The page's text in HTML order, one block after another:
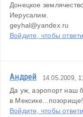
Донецкое
Иерусалим.
geyhal@yandex.ru
Войдите, чтобы
Андрей 14.05.2009,
Да уж, аэропорт наш
в Мексике...позорище!
Войдите, чтобы